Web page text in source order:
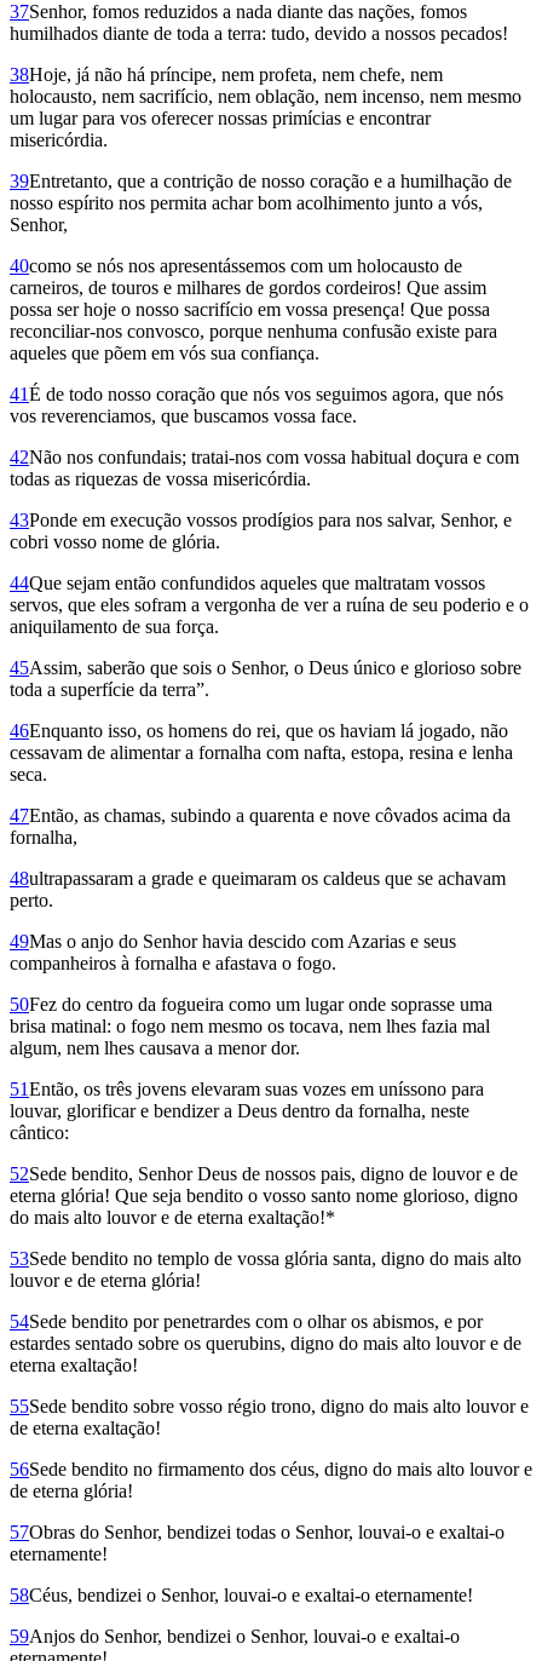
37Senhor, fomos reduzidos a nada diante das nações, fomos
humilhados diante de toda a terra: tudo, devido a nossos pecados!
38Hoje, já não há príncipe, nem profeta, nem chefe, nem
holocausto, nem sacrifício, nem oblação, nem incenso, nem mesmo
um lugar para vos oferecer nossas primícias e encontrar
misericórdia.
39Entretanto, que a contrição de nosso coração e a humilhação de
nosso espírito nos permita achar bom acolhimento junto a vós,
Senhor,
40como se nós nos apresentássemos com um holocausto de
carneiros, de touros e milhares de gordos cordeiros! Que assim
possa ser hoje o nosso sacrifício em vossa presença! Que possa
reconciliar-nos convosco, porque nenhuma confusão existe para
aqueles que põem em vós sua confiança.
41É de todo nosso coração que nós vos seguimos agora, que nós
vos reve­renciamos, que buscamos vossa face.
42Não nos confundais; tratai-nos com vossa habitual doçura e com
todas as riquezas de vossa misericórdia.
43Ponde em execução vossos prodígios para nos salvar, Senhor, e
cobri vosso nome de glória.
44Que sejam então confundidos aqueles que maltratam vossos
servos, que eles sofram a vergonha de ver a ruína de seu poderio e o
aniquilamento de sua força.
45Assim, saberão que sois o Senhor, o Deus único e glorioso sobre
toda a superfície da terra”.
46Enquanto isso, os homens do rei, que os haviam lá jogado, não
cessavam de alimentar a fornalha com nafta, estopa, resina e lenha
seca.
47Então, as chamas, subindo a quarenta e nove côvados acima da
fornalha,
48ultrapassaram a grade e queimaram os caldeus que se achavam
perto.
49Mas o anjo do Senhor havia descido com Azarias e seus
companheiros à fornalha e afastava o fogo.
50Fez do centro da fogueira como um lugar onde soprasse uma
brisa matinal: o fogo nem mesmo os tocava, nem lhes fazia mal
algum, nem lhes causava a menor dor.
51Então, os três jovens elevaram suas vozes em uníssono para
louvar, glorificar e bendizer a Deus dentro da fornalha, neste
cântico:
52Sede bendito, Senhor Deus de nossos pais, digno de louvor e de
eterna glória! Que seja bendito o vosso santo nome glorioso, digno
do mais alto louvor e de eterna exaltação!*
53Sede bendito no templo de vossa glória santa, digno do mais alto
louvor e de eterna glória!
54Sede bendito por penetrardes com o olhar os abismos, e por
estardes sentado sobre os querubins, digno do mais alto louvor e de
eterna exaltação!
55Sede bendito sobre vosso régio trono, digno do mais alto louvor e
de eterna exaltação!
56Sede bendito no firmamento dos céus, digno do mais alto louvor e
de eterna glória!
57Obras do Senhor, bendizei todas o Senhor, louvai-o e exaltai-o
eternamente!
58Céus, bendizei o Senhor, louvai-o e exaltai-o eternamente!
59Anjos do Senhor, bendizei o Senhor, louvai-o e exaltai-o